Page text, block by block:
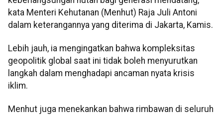
kata Menteri Kehutanan (Menhut) Raja Juli Antoni
dalam keterangannya yang diterima di Jakarta, Kamis.
Lebih jauh, ia mengingatkan bahwa kompleksitas
geopolitik global saat ini tidak boleh menyurutkan
langkah dalam menghadapi ancaman nyata krisis
iklim.
Menhut juga menekankan bahwa rimbawan di seluruh